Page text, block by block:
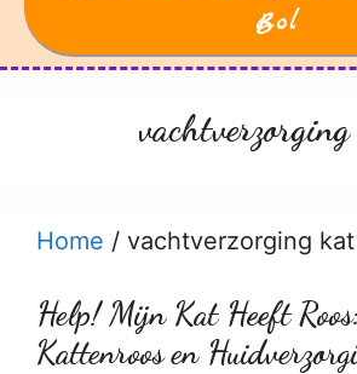
Bol
Home / vachtverzorging kat
Help! Mijn Kat Heeft
Kattenroos en